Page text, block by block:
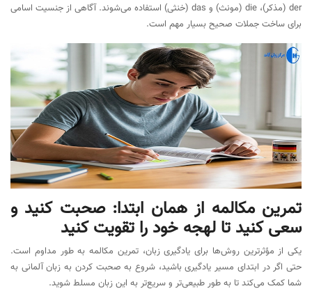
der (مذکر)، die (مونث) و das (خنثی) استفاده می‌شوند. آگاهی از جنسیت اسامی
برای ساخت جملات صحیح بسیار مهم است.
تمرین مکالمه از همان ابتدا: صحبت کنید و
سعی کنید تا لهجه خود را تقویت کنید
یکی از مؤثرترین روش‌ها برای یادگیری زبان، تمرین مکالمه به طور مداوم است.
حتی اگر در ابتدای مسیر یادگیری باشید، شروع به صحبت کردن به زبان آلمانی به
شما کمک می‌کند تا به طور طبیعی‌تر و سریع‌تر به این زبان مسلط شوید.